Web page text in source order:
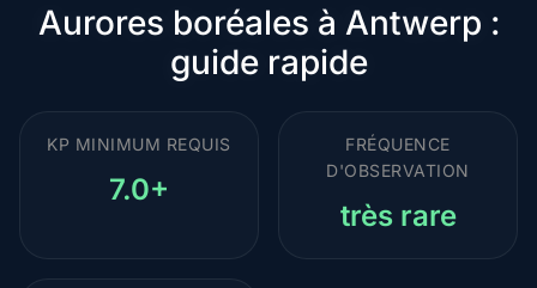
Aurores boréales à Antwerp :
guide rapide
KP MINIMUM REQUIS
7.0+
FRÉQUENCE
D'OBSERVATION
très rare